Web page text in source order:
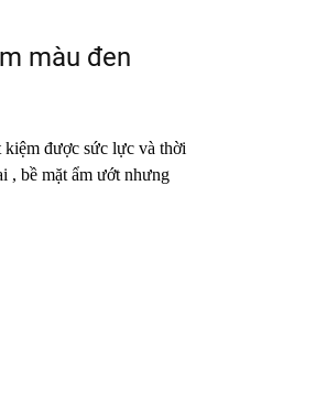
màu đen
kiệm được sức lực và thời
, bề mặt ẩm ướt nhưng